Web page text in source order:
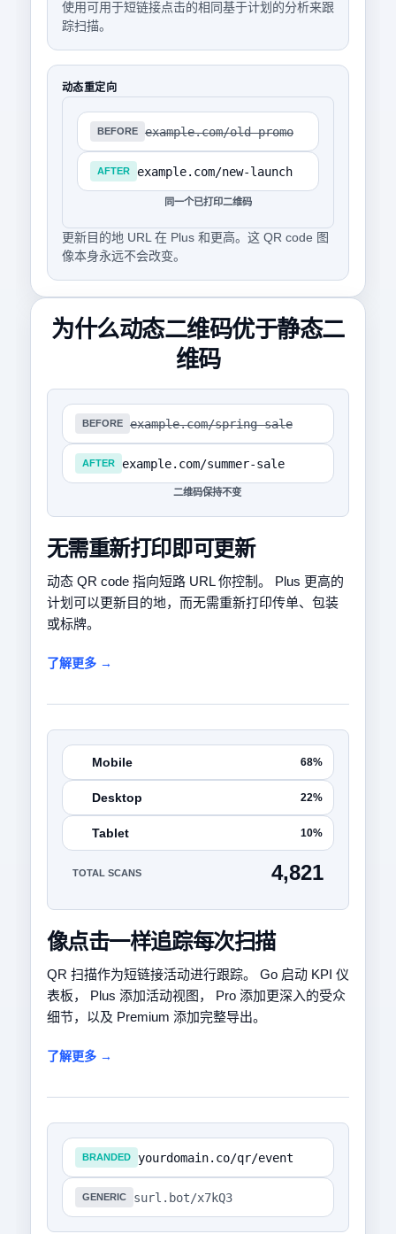
使用可用于短链接点击的相同基于计划的分析来跟
踪扫描。
动态重定向
BEFORE example.com/old-promo
AFTER example.com/new-launch
同一个已打印二维码
更新目的地 URL 在 Plus 和更高。这 QR code 图
像本身永远不会改变。
为什么动态二维码优于静态二
维码
BEFORE example.com/spring-sale
AFTER example.com/summer-sale
二维码保持不变
无需重新打印即可更新
动态 QR code 指向短路 URL 你控制。 Plus 更高的
计划可以更新目的地，而无需重新打印传单、包装
或标牌。
了解更多 →
Mobile 68%
Desktop 22%
Tablet 10%
TOTAL SCANS 4,821
像点击一样追踪每次扫描
QR 扫描作为短链接活动进行跟踪。 Go 启动 KPI 仪
表板， Plus 添加活动视图， Pro 添加更深入的受众
细节，以及 Premium 添加完整导出。
了解更多 →
BRANDED yourdomain.co/qr/event
GENERIC surl.bot/x7kQ3